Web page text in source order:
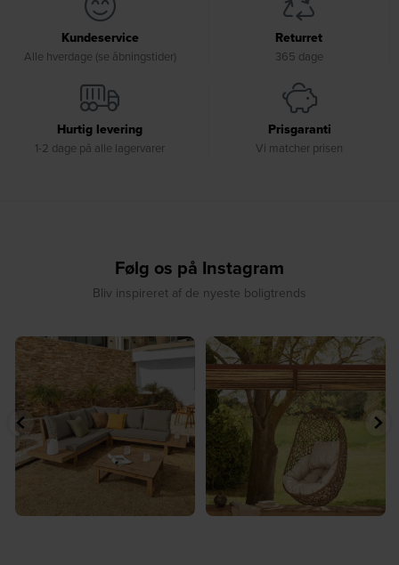
Kundeservice
Alle hverdage (se åbningstider)
Returret
365 dage
Hurtig levering
1-2 dage på alle lagervarer
Prisgaranti
Vi matcher prisen
Følg os på Instagram
Bliv inspireret af de nyeste boligtrends
☀️ Sommerens naturlige
samlingspunkt⁠
8 0
☀️ Find dit yndlingssted denne
sommer⁠
...
8 0